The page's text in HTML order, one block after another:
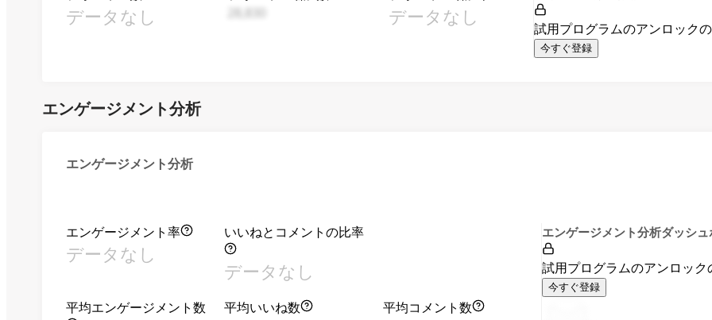
データなし データなし
試用プログラムのアンロックの
今すぐ登録
エンゲージメント分析
エンゲージメント分析
エンゲージメント率
データなし
いいねとコメントの比率
データなし
平均エンゲージメント数 平均いいね数 平均コメント数
エンゲージメント分析ダッシュ
試用プログラムのアンロック
今すぐ登録